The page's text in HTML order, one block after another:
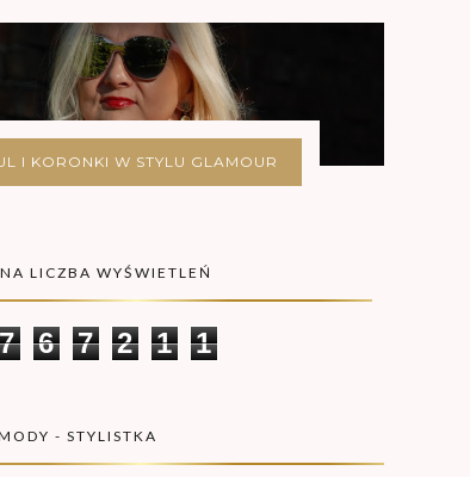
I KORONKI W STYLU GLAMOUR
LICZBA WYŚWIETLEŃ
7 6 7 2 1 1
- STYLISTKA